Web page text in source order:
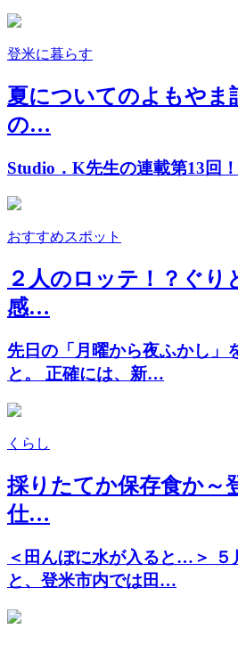
登米に暮らす
夏についてのよもやま
の…
Studio．K先生の連載第13
おすすめスポット
２人のロッテ！？ぐり
感…
先日の「月曜から夜ふかし」
と。 正確には、新…
くらし
採りたてか保存食か～
仕…
＜田んぼに水が入ると…＞ ５
と、登米市内では田…